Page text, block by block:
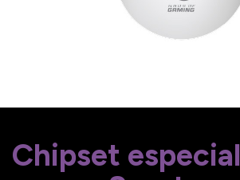
Chipset especial